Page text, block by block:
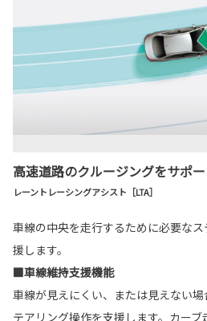
高速道路のクルージングをサポー
レーントレーシングアシスト［LTA］
車線の中央を走行するために必要な
援します。
■車線維持支援機能
車線が見えにくい、または見えない
テアリング操作を支援します。カー